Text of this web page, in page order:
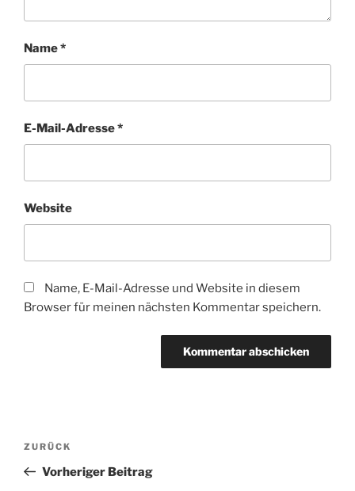
Name*
E-Mail-Adresse*
Website
Name, E-Mail-Adresse und Website in diesem
Browser für meinen nächsten Kommentar speichern.
Beitragsnavigation
Vorheriger
Beitrag
ZURÜCK
Vorheriger Beitrag